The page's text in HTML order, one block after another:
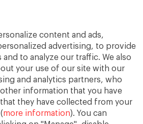
content and ads,
advertising, to provide
to analyze our traffic. We also
your use of our site with our
and analytics partners, who
information that you have
they have collected from your
more information). You can
(24)
(22)